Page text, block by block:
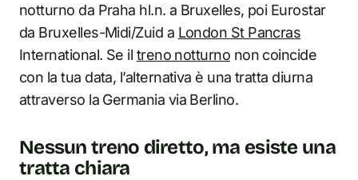
notturno da Praha hl.n. a Bruxelles, poi Eurostar
da Bruxelles-Midi/Zuid a London St Pancras
International. Se il treno notturno non coincide
con la tua data, l’alternativa è una tratta diurna
attraverso la Germania via Berlino.
Nessun treno diretto, ma esiste una
tratta chiara